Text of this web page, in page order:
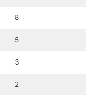
8
5
3
2